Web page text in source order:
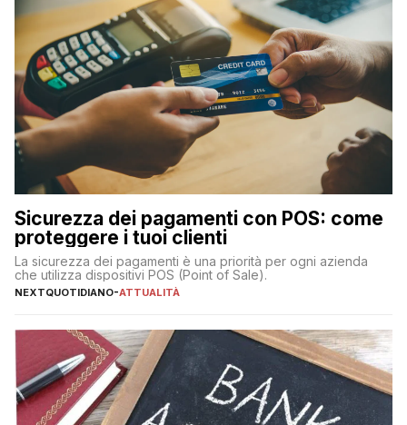
Sicurezza dei pagamenti con POS: come
proteggere i tuoi clienti
La sicurezza dei pagamenti è una priorità per ogni azienda
che utilizza dispositivi POS (Point of Sale).
NEXTQUOTIDIANO-ATTUALITÀ